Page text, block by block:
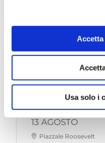
Usa solo i
13 AGOSTO
Piazzale Roosevelt